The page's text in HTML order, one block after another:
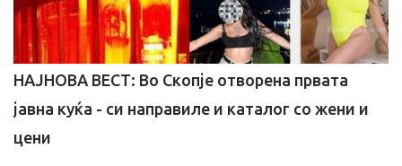
НАЈНОВА ВЕСТ: Во Скопје отворена првата
јавна куќа - си направиле и каталог со жени и
цени